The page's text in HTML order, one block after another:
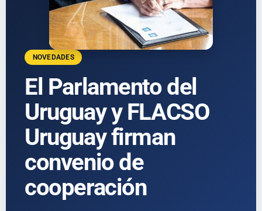
NOVEDADES
El Parlamento del
Uruguay y FLACSO
Uruguay firman
convenio de
cooperación